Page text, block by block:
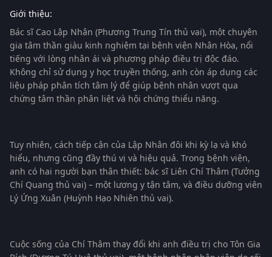
Giới thiệu:
Bác sĩ Cao Lập Nhân (Phương Trung Tín thủ vai), một chuyên
gia tâm thần giàu kinh nghiệm tại bệnh viện Nhân Hòa, nổi
tiếng với lòng nhân ái và phương pháp điều trị độc đáo.
Không chỉ sử dụng y học truyền thống, anh còn áp dụng các
liệu pháp phân tích tâm lý để giúp bệnh nhân vượt qua
chứng tâm thần phân liệt và hội chứng thiểu năng.
Tuy nhiên, cách tiếp cận của Lập Nhân đôi khi kỳ lạ và khó
hiểu, nhưng cũng đầy thú vị và hiệu quả. Trong bệnh viện,
anh có hai người bạn thân thiết: bác sĩ Liên Chí Thâm (Tưởng
Chí Quang thủ vai) – một lương y tận tâm, và điều dưỡng viên
Lý Ứng Xuân (Huỳnh Hạo Nhiên thủ vai).
Cuộc sống của Chí Thâm thay đổi khi anh điều trị cho Tôn Gia